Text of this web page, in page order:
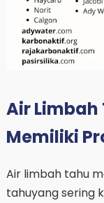
Air
Memiliki
Air limbah tahu
tahuyang sering